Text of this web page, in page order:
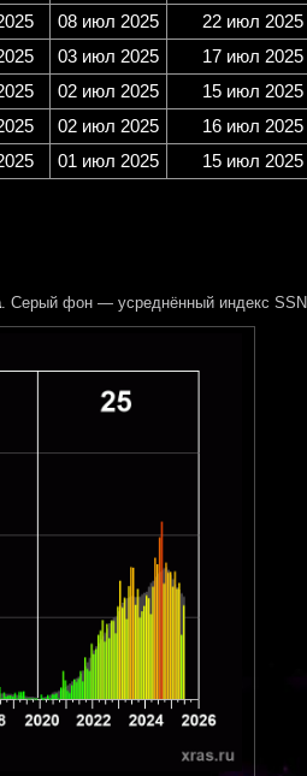
08 июл 2025
22 июл 2025
03 июл 2025
17 июл 2025
02 июл 2025
15 июл 2025
02 июл 2025
16 июл 2025
01 июл 2025 15 июл 2025
. Серый фон — усреднённый индекс SSN.